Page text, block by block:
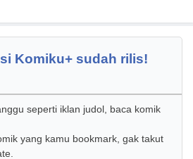
Komiku+ sudah rilis!
seperti iklan judol, baca komik
yang kamu bookmark, gak takut